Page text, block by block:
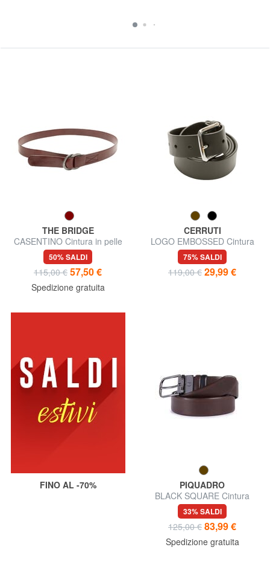
THE BRIDGE
CASENTINO Cintura in pelle
Made in Italy
50% SALDI
115,00 € 57,50 €
Spedizione gratuita
CERRUTI
LOGO EMBOSSED Cintura
accorciabile in pelle
75% SALDI
119,00 € 29,99 €
FINO AL -70%
PIQUADRO
BLACK SQUARE Cintura
reversibile in pelle
33% SALDI
125,00 € 83,99 €
Spedizione gratuita